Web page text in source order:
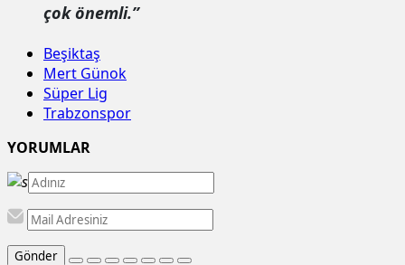
çok önemli.”
Beşiktaş
Mert Günok
Süper Lig
Trabzonspor
YORUMLAR
Gönder